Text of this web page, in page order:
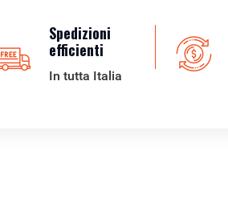
Spedizioni
efficienti
In tutta Italia